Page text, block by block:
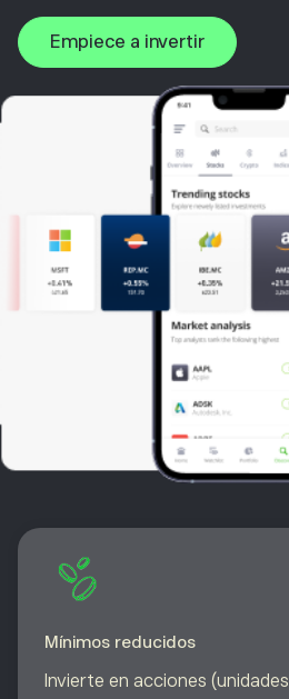
Empiece a invertir
Mínimos reducidos
Invierte en acciones (unidades